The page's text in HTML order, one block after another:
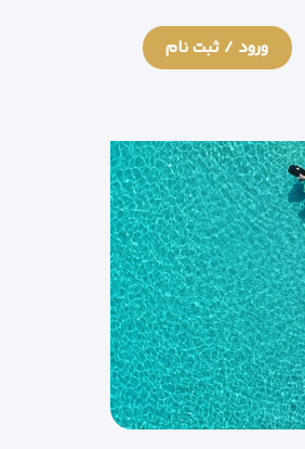
ورود / ثبت نام